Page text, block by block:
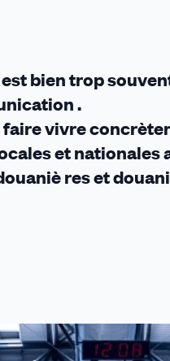
bien trop
.
vivre
et nationales
res et